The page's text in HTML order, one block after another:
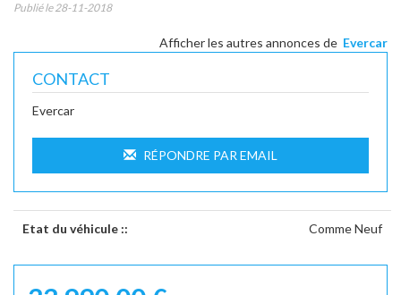
Publié le 28-11-2018
Afficher les autres annonces de Evercar
CONTACT
Evercar
RÉPONDRE PAR EMAIL
Etat du véhicule :: Comme Neuf